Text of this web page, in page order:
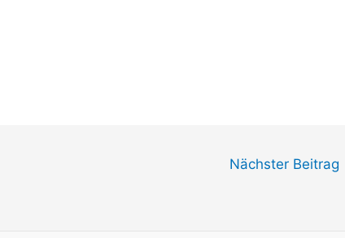
Nächster Beitrag